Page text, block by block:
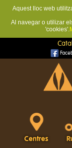
Aquest lloc web
Al navegar o utilizar
'cookies'.
Centres